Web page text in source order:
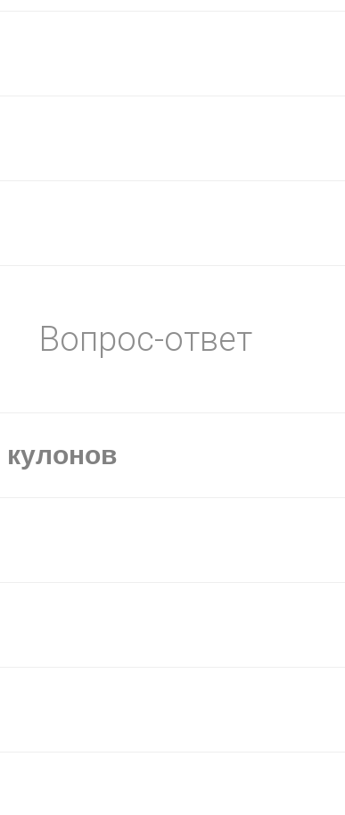
Вопрос-ответ